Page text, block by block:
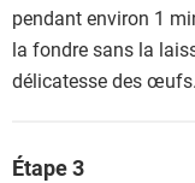
pendant environ 1
la fondre sans la
délicatesse des œufs.
Étape 3